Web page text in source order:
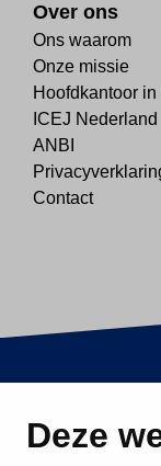
Deze
Over ons
Ons waarom
Onze missie
Hoofdkantoor in
ICEJ Nederland
ANBI
Contact